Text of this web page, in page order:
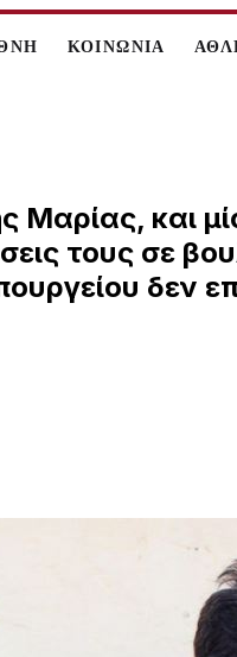
ΚΟΙΝΩΝΙΑ
και
τους σε
δεν